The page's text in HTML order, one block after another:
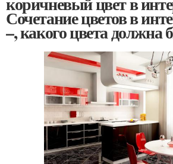
Сочетание цветов в
–, какого цвета должна